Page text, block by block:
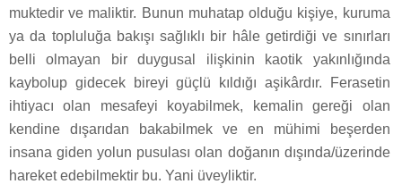
muktedir ve maliktir. Bunun muhatap olduğu kişiye, kuruma
ya da topluluğa bakışı sağlıklı bir hâle getirdiği ve sınırları
belli olmayan bir duygusal ilişkinin kaotik yakınlığında
kaybolup gidecek bireyi güçlü kıldığı aşikârdır. Ferasetin
ihtiyacı olan mesafeyi koyabilmek, kemalin gereği olan
kendine dışarıdan bakabilmek ve en mühimi beşerden
insana giden yolun pusulası olan doğanın dışında/üzerinde
hareket edebilmektir bu. Yani üveyliktir.